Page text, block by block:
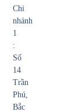
Chi
nhánh
1
:
Số
14
Trần
Phú,
Bắc